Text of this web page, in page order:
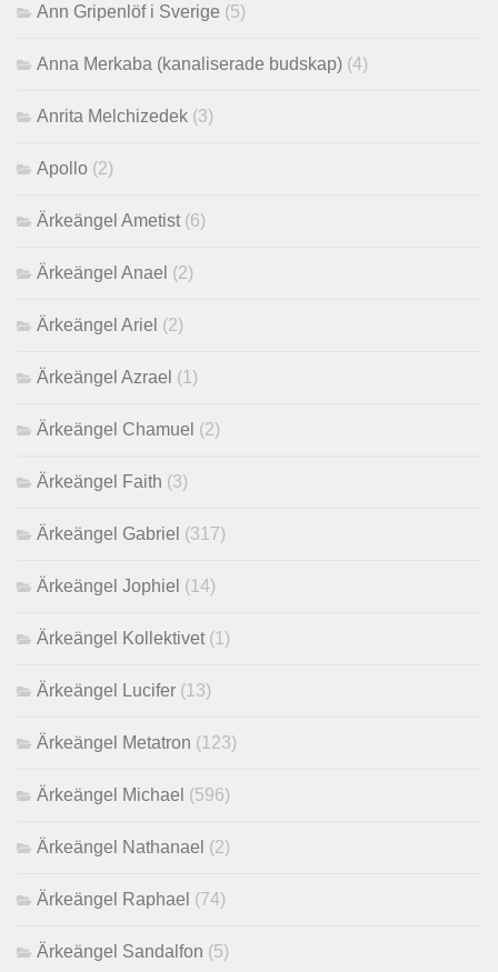
Ann Gripenlöf i Sverige (5)
Anna Merkaba (kanaliserade budskap) (4)
Anrita Melchizedek (3)
Apollo (2)
Ärkeängel Ametist (6)
Ärkeängel Anael (2)
Ärkeängel Ariel (2)
Ärkeängel Azrael (1)
Ärkeängel Chamuel (2)
Ärkeängel Faith (3)
Ärkeängel Gabriel (317)
Ärkeängel Jophiel (14)
Ärkeängel Kollektivet (1)
Ärkeängel Lucifer (13)
Ärkeängel Metatron (123)
Ärkeängel Michael (596)
Ärkeängel Nathanael (2)
Ärkeängel Raphael (74)
Ärkeängel Sandalfon (5)